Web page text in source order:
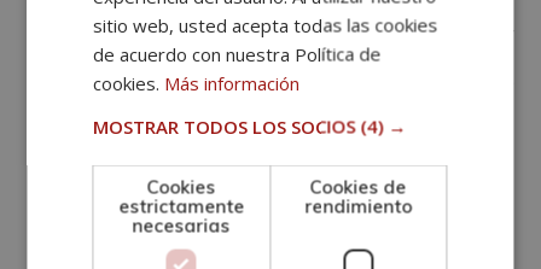
Personalización: permite una mayor
personalización del contenido, lo que se traduce
en una mejor experiencia para el usuario.
¿Qué tipos de
sitio web, usted acepta todas las cookies
de acuerdo con nuestra Política de
cookies. Más información
MOSTRAR TODOS LOS SOCIOS (4) →
Cookies
estrictamente
necesarias
Cookies de
rendimiento